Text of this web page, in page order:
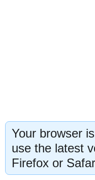
Your browser
use the latest
Firefox or